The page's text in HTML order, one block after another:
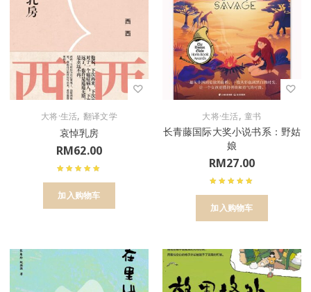
大将·生活, 翻译文学
哀悼乳房
RM62.00
加入购物车
大将·生活,童书
长青藤国际大奖小说书系：野姑
娘
RM27.00
加入购物车